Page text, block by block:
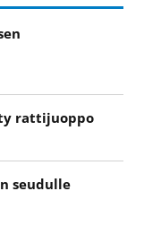
rattijuoppo
seudulle